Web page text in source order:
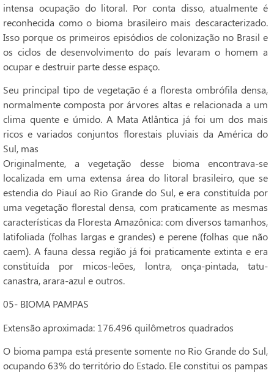
intensa ocupação do litoral. Por conta disso, atualmente é
reconhecida como o bioma brasileiro mais descaracterizado.
Isso porque os primeiros episódios de colonização no Brasil e
os ciclos de desenvolvimento do país levaram o homem a
ocupar e destruir parte desse espaço.
Seu principal tipo de vegetação é a floresta ombrófila densa,
normalmente composta por árvores altas e relacionada a um
clima quente e úmido. A Mata Atlântica já foi um dos mais
ricos e variados conjuntos florestais pluviais da América do
Sul, mas
Originalmente, a vegetação desse bioma encontrava-se
localizada em uma extensa área do litoral brasileiro, que se
estendia do Piauí ao Rio Grande do Sul, e era constituída por
uma vegetação florestal densa, com praticamente as mesmas
características da Floresta Amazônica: com diversos tamanhos,
latifoliada (folhas largas e grandes) e perene (folhas que não
caem). A fauna dessa região já foi praticamente extinta e era
constituída por micos-leões, lontra, onça-pintada, tatu-
canastra, arara-azul e outros.
05- BIOMA PAMPAS
Extensão aproximada: 176.496 quilômetros quadrados
O bioma pampa está presente somente no Rio Grande do Sul,
ocupando 63% do território do Estado. Ele constitui os pampas